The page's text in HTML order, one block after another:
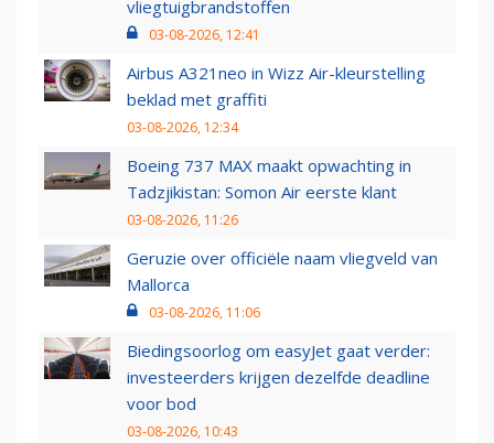
vliegtuigbrandstoffen
03-08-2026, 12:41
Airbus A321neo in Wizz Air-kleurstelling
beklad met graffiti
03-08-2026, 12:34
Boeing 737 MAX maakt opwachting in
Tadzjikistan: Somon Air eerste klant
03-08-2026, 11:26
Geruzie over officiële naam vliegveld van
Mallorca
03-08-2026, 11:06
Biedingsoorlog om easyJet gaat verder:
investeerders krijgen dezelfde deadline
voor bod
03-08-2026, 10:43